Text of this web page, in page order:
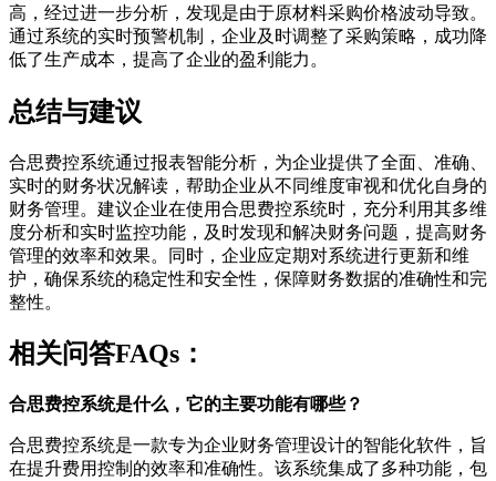
高，经过进一步分析，发现是由于原材料采购价格波动导致。
通过系统的实时预警机制，企业及时调整了采购策略，成功降
低了生产成本，提高了企业的盈利能力。
总结与建议
合思费控系统通过报表智能分析，为企业提供了全面、准确、
实时的财务状况解读，帮助企业从不同维度审视和优化自身的
财务管理。建议企业在使用合思费控系统时，充分利用其多维
度分析和实时监控功能，及时发现和解决财务问题，提高财务
管理的效率和效果。同时，企业应定期对系统进行更新和维
护，确保系统的稳定性和安全性，保障财务数据的准确性和完
整性。
相关问答FAQs：
合思费控系统是什么，它的主要功能有哪些？
合思费控系统是一款专为企业财务管理设计的智能化软件，旨
在提升费用控制的效率和准确性。该系统集成了多种功能，包